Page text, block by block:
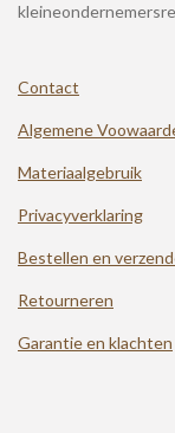
Contact
Algemene
Materiaalgebruik
Privacyverklaring
Bestellen en
Retourneren
Garantie en klachten